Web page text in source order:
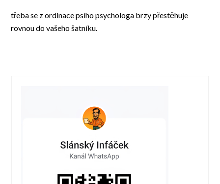
třeba se z ordinace psího psychologa brzy přestěhuje
rovnou do vašeho šatníku.